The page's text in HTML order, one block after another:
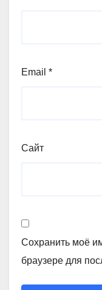
Email *
Сайт
Сохранить моё
браузере для